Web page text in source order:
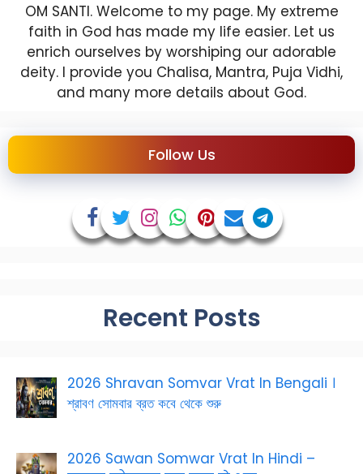
OM SANTI. Welcome to my page. My extreme
faith in God has made my life easier. Let us
enrich ourselves by worshiping our adorable
deity. I provide you Chalisa, Mantra, Puja Vidhi,
and many more details about God.
Follow Us
Recent Posts
2026 Shravan Somvar Vrat In Bengali ।
শ্রাবণ সোমবার ব্রত কবে থেকে শুরু
2026 Sawan Somwar Vrat In Hindi –